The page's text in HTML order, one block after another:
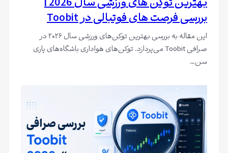
بررسی فرصت های فوتبالی در Toobit
این مقاله به بررسی بهترین توکن‌های ورزشی سال ۲۰۲۶ در
صرافی Toobit می‌پردازد. توکن‌های هواداری باشگاه‌های پاری
سن…